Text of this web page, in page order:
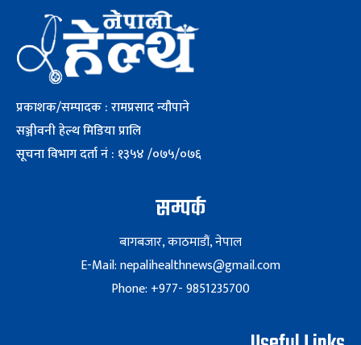
प्रकाशक/सम्पादक : रामप्रसाद न्यौपाने
सञ्जीवनी हेल्थ मिडिया प्रालि
सूचना विभाग दर्ता नं : १३५४ /०७५/०७६
सम्पर्क
बागबजार, काठमाडौं, नेपाल
E-Mail: nepalihealthnews@gmail.com
Phone: +977- 9851235700